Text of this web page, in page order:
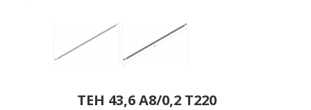
ТЕН 43,6 А8/0,2 Т220